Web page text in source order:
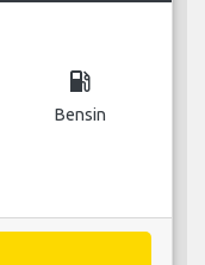
local_gas_station
Bensin